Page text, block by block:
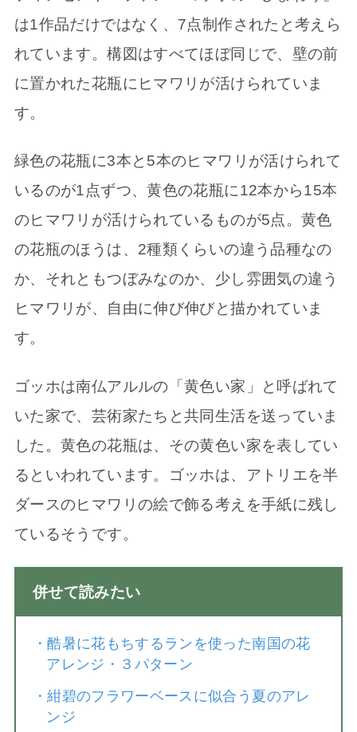
は1作品だけではなく、7点制作されたと考えら
れています。構図はすべてほぼ同じで、壁の前
に置かれた花瓶にヒマワリが活けられていま
す。
緑色の花瓶に3本と5本のヒマワリが活けられて
いるのが1点ずつ、黄色の花瓶に12本から15本
のヒマワリが活けられているものが5点。黄色
の花瓶のほうは、2種類くらいの違う品種なの
か、それともつぼみなのか、少し雰囲気の違う
ヒマワリが、自由に伸び伸びと描かれていま
す。
ゴッホは南仏アルルの「黄色い家」と呼ばれて
いた家で、芸術家たちと共同生活を送っていま
した。黄色の花瓶は、その黄色い家を表してい
るといわれています。ゴッホは、アトリエを半
ダースのヒマワリの絵で飾る考えを手紙に残し
ているそうです。
併せて読みたい
・酷暑に花もちするランを使った南国の花
アレンジ・３パターン
・紺碧のフラワーベースに似合う夏のアレ
ンジ